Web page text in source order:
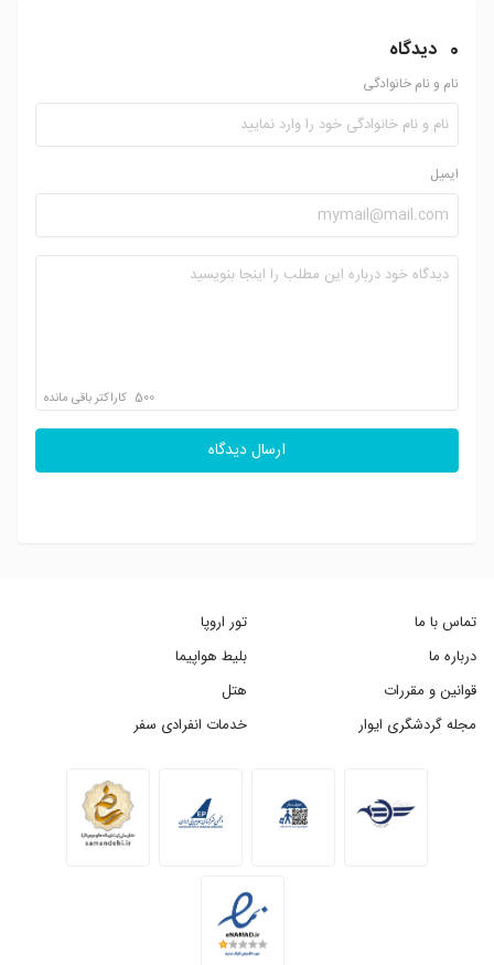
0 دیدگاه
نام و نام خانوادگی
ایمیل
500 کاراکتر باقی مانده
ارسال دیدگاه
تماس با ما
درباره ما
قوانین و مقررات
مجله گردشگری ایوار
تور اروپا
بلیط هواپیما
هتل
خدمات انفرادی سفر